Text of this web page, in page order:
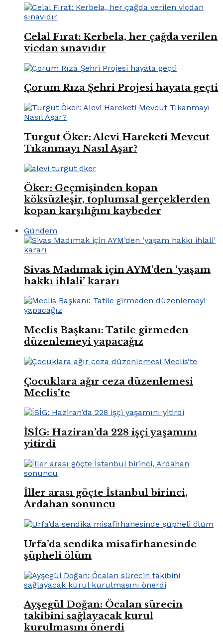
Celal Fırat: Kerbela, her çağda verilen
vicdan sınavıdır
Çorum Rıza Şehri Projesi hayata geçti
Turgut Öker: Alevi Hareketi Mevcut
Tıkanmayı Nasıl Aşar?
Öker: Geçmişinden kopan
köksüzleşir, toplumsal gerçeklerden
kopan karşılığını kaybeder
Gündem
Sivas Madımak için AYM’den ‘yaşam
hakkı ihlali’ kararı
Meclis Başkanı: Tatile girmeden
düzenlemeyi yapacağız
Çocuklara ağır ceza düzenlemesi
Meclis’te
İSİG: Haziran’da 228 işçi yaşamını
yitirdi
İller arası göçte İstanbul birinci,
Ardahan sonuncu
Urfa’da sendika misafirhanesinde
şüpheli ölüm
Ayşegül Doğan: Öcalan sürecin
takibini sağlayacak kurul
kurulmasını önerdi